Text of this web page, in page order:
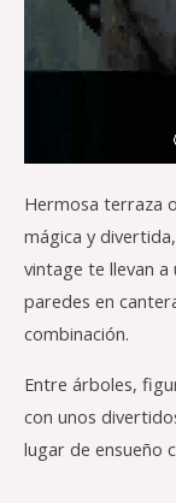
Hermosa terraza
mágica y
vintage te llevan
paredes en
combinación.
Entre árboles,
con unos
lugar de ensueño